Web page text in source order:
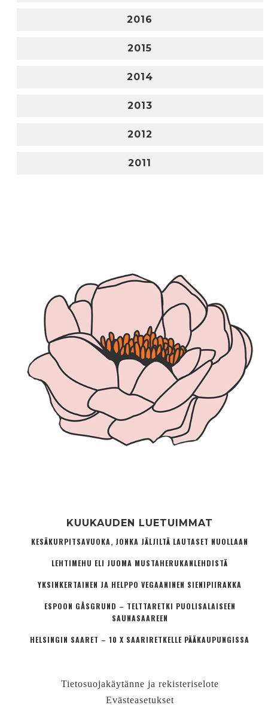
2016
2015
2014
2013
2012
2011
KUUKAUDEN LUETUIMMAT
KESÄKURPITSAVUOKA, JONKA JÄLJILTÄ LAUTASET NUOLLAAN
LEHTIMEHU ELI JUOMA MUSTAHERUKANLEHDISTÄ
YKSINKERTAINEN JA HELPPO VEGAANINEN SIENIPIIRAKKA
ESPOON GÅSGRUND – TELTTARETKI PUOLISALAISEEN
SAUNASAAREEN
HELSINGIN SAARET – 10 X SAARIRETKELLE PÄÄKAUPUNGISSA
Tietosuojakäytänne ja rekisteriselote
Evästeasetukset